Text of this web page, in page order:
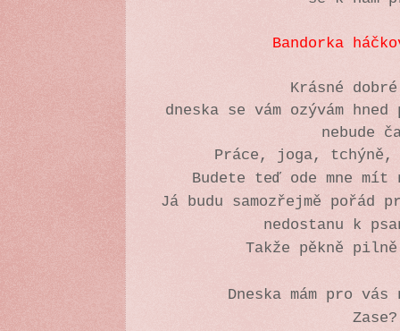
Bandorka
Krásné
dneska se vám ozývám
nebude
Práce, joga, tchýně,
Budete teď ode mne
Já budu samozřejmě pořád
nedostanu k
Takže pěkně
Dneska mám pro
Zase?